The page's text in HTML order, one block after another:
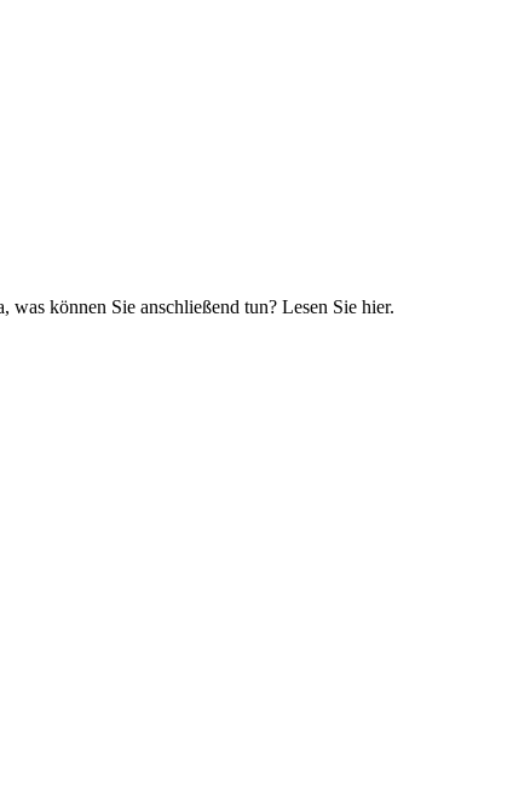
können Sie anschließend tun? Lesen Sie hier.